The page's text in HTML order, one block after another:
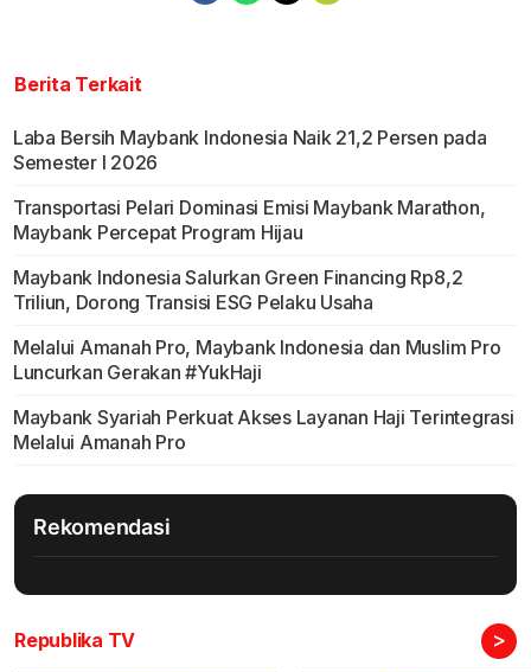
Berita Terkait
Laba Bersih Maybank Indonesia Naik 21,2 Persen pada
Semester I 2026
Transportasi Pelari Dominasi Emisi Maybank Marathon,
Maybank Percepat Program Hijau
Maybank Indonesia Salurkan Green Financing Rp8,2
Triliun, Dorong Transisi ESG Pelaku Usaha
Melalui Amanah Pro, Maybank Indonesia dan Muslim Pro
Luncurkan Gerakan #YukHaji
Maybank Syariah Perkuat Akses Layanan Haji Terintegrasi
Melalui Amanah Pro
Rekomendasi
Republika TV >